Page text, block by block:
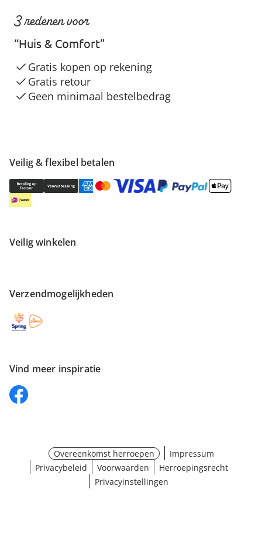
Veilig & flexibel betalen
Veilig winkelen
Verzendmogelijkheden
Vind meer inspiratie
3 redenen voor
“Huis & Comfort”
Gratis kopen op rekening
Gratis retour
Geen minimaal bestelbedrag
Overeenkomst herroepen
Impressum
Privacybeleid
Voorwaarden
Herroepingsrecht
Privacyinstellingen